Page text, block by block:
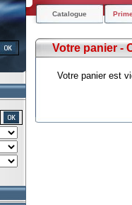
Catalogue
Votre panier -
Votre panier est